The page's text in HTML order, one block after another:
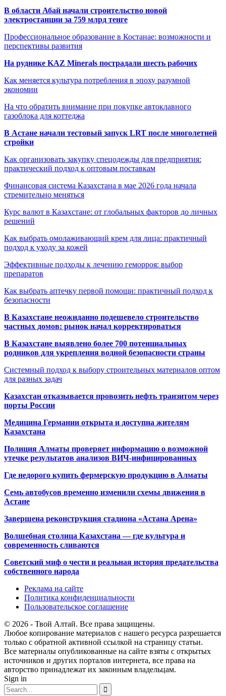
В области Абай начали строительство новой
электростанции за 759 млрд тенге
Профессиональное образование в Костанае: возможности и
перспективы развития
На руднике KAZ Minerals пострадали шесть рабочих
Как меняется культура потребления в эпоху разумной
экономии
На что обратить внимание при покупке автоклавного
газоблока для коттеджа
В Астане начали тестовый запуск LRT после многолетней
стройки
Как организовать закупку спецодежды для предприятия:
практический подход к оптовым поставкам
Финансовая система Казахстана в мае 2026 года начала
стремительно меняться
Курс валют в Казахстане: от глобальных факторов до личных
решений
Как выбрать омолаживающий крем для лица: практичный
подход к уходу за кожей
Эффективные подходы к лечению геморроя: выбор
препаратов
Как выбрать аптечку первой помощи: практичный подход к
безопасности
В Казахстане неожиданно подешевело строительство
частных домов: рынок начал корректироваться
В Казахстане выявлено более 700 потенциальных
родников для укрепления водной безопасности страны
Системный подход к выбору строительных материалов оптом
для разных задач
Казахстан отказывается провозить нефть транзитом через
порты России
Медицина Германии открыта и доступна жителям
Казахстана
Полиция Алматы проверяет информацию о возможной
утечке результатов анализов ВИЧ-инфицированных
Где недорого купить фермерскую продукцию в Алматы
Семь автобусов временно изменили схемы движения в
Астане
Завершена реконструкция стадиона «Астана Арена»
Волшебная столица Казахстана — где культура и
современность сливаются
Советский миф о чести и реальная история предательства
собственного народа
Реклама на сайте
Политика конфиденциальности
Пользовательское соглашение
© 2026 - Твой Алтай. Все права защищены.
Любое копирование материалов с нашего ресурса разрешается
только с обратной активной ссылкой на страницу статьи.
Все материалы опубликованные на сайте взяты с открытых
источников и других порталов интернета, все права на
авторство принадлежат их законным владельцам.
Sign in